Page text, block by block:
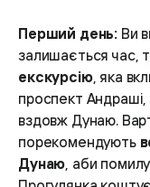
Перший день: Ви
залишається час,
екскурсію, яка
проспект
вздовж Дунаю.
порекомендують
Дунаю, аби